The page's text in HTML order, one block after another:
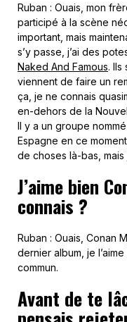
Ruban : Ouais, mon
participé à la scène
important, mais
s’y passe, j’ai des
Naked And Famous. Ils
viennent de faire un
ça, je ne connais
en-dehors de la
Il y a un groupe nommé
Espagne en ce
de choses là-bas,
J’aime bien
connais ?
Ruban : Ouais, Conan
dernier album, je
commun.
Avant de te